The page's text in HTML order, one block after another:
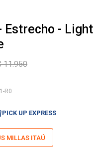
Estrecho - Light
11.950
R0
PICK UP EXPRESS
MILLAS ITAÚ